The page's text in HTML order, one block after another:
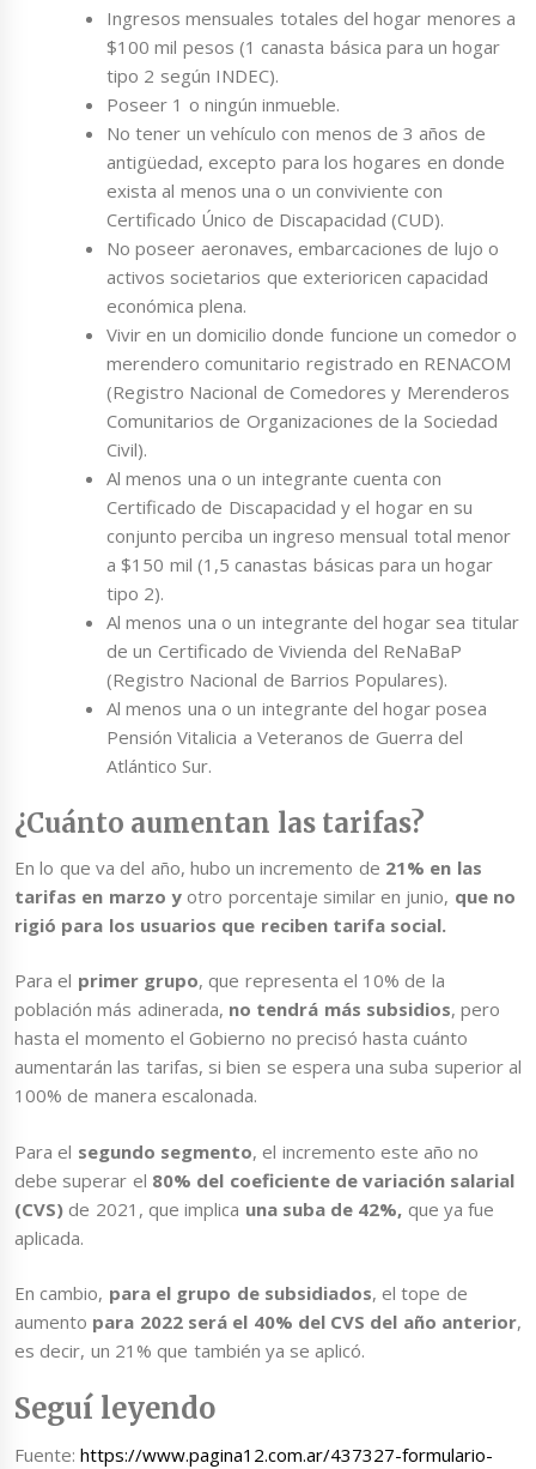
Ingresos mensuales totales del hogar menores a
$100 mil pesos (1 canasta básica para un hogar
tipo 2 según INDEC).
Poseer 1 o ningún inmueble.
No tener un vehículo con menos de 3 años de
antigüedad, excepto para los hogares en donde
exista al menos una o un conviviente con
Certificado Único de Discapacidad (CUD).
No poseer aeronaves, embarcaciones de lujo o
activos societarios que exterioricen capacidad
económica plena.
Vivir en un domicilio donde funcione un comedor o
merendero comunitario registrado en RENACOM
(Registro Nacional de Comedores y Merenderos
Comunitarios de Organizaciones de la Sociedad
Civil).
Al menos una o un integrante cuenta con
Certificado de Discapacidad y el hogar en su
conjunto perciba un ingreso mensual total menor
a $150 mil (1,5 canastas básicas para un hogar
tipo 2).
Al menos una o un integrante del hogar sea titular
de un Certificado de Vivienda del ReNaBaP
(Registro Nacional de Barrios Populares).
Al menos una o un integrante del hogar posea
Pensión Vitalicia a Veteranos de Guerra del
Atlántico Sur.
¿Cuánto aumentan las tarifas?
En lo que va del año, hubo un incremento de 21% en las
tarifas en marzo yotro porcentaje similar en junio, que no
rigió para los usuarios que reciben tarifa social.
Para el primer grupo, que representa el 10% de la
población más adinerada, no tendrá más subsidios, pero
hasta el momento el Gobierno no precisó hasta cuánto
aumentarán las tarifas, si bien se espera una suba superior al
100% de manera escalonada.
Para el segundo segmento, el incremento este año no
debe superar el 80% del coeficiente de variación salarial
(CVS) de 2021, que implica una suba de 42%, que ya fue
aplicada.
En cambio, para el grupo de subsidiados, el tope de
aumento para 2022 será el 40% del CVS del año anterior,
es decir, un 21% que también ya se aplicó.
Seguí leyendo
Fuente:https://www.pagina12.com.ar/437327-formulario-